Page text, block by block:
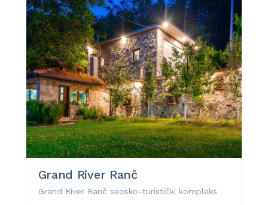
Grand River Ranč
Grand River Ranč seosko-turistički kompleks